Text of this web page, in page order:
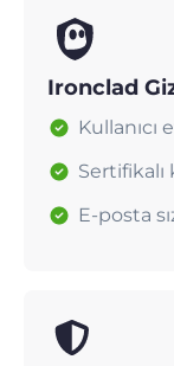
Ironclad
E-posta